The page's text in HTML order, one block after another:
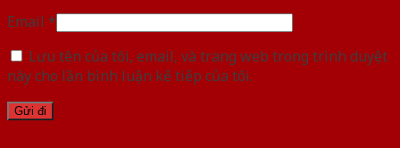
Email *
Lưu tên của tôi, email, và trang web trong trình duyệt
này cho lần bình luận kế tiếp của tôi.